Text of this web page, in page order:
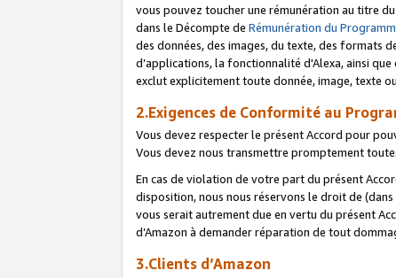
vous pouvez toucher une rémunération au titre
dans le Décompte de Rémunération du
des données, des images, du texte, des formats
d’applications, la fonctionnalité d'Alexa, ainsi
exclut explicitement toute donnée, image, texte
2.Exigences de Conformité au
Vous devez respecter le présent Accord pour
Vous devez nous transmettre promptement
En cas de violation de votre part du présent
disposition, nous nous réservons le droit de
vous serait autrement due en vertu du présent
d’Amazon à demander réparation de tout
3.Clients d’Amazon